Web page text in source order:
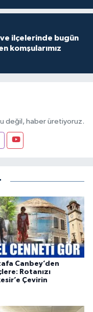
ve ilçelerinde bugün
komşularımız
değil, haber üretiyoruz.
Canbey’den
Rotanızı
Çevirin